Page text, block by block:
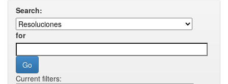
Search:
for
Current filters: